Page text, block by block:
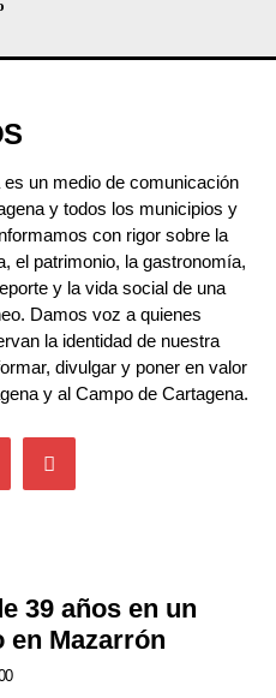
un medio de comunicación
y todos los municipios y
con rigor sobre la
el patrimonio, la gastronomía,
y la vida social de una
Damos voz a quienes
la identidad de nuestra
divulgar y poner en valor
y al Campo de Cartagena.
39 años en un
en Mazarrón